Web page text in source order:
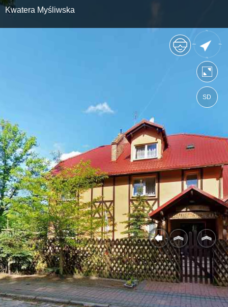
https://lasrzepin.wkraj.pl
Mapa serwisu
Kwatera Myśliwska
SD